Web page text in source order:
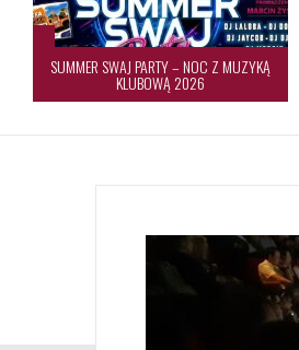
SUMMER SWAJ PARTY – NOC Z MUZYKĄ
KLUBOWĄ 2026